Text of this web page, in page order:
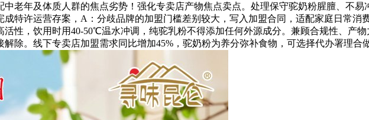
老年及体质人群的焦点劣势！强化专卖店产物焦点卖点。处理保守驼奶粉腥膻、不
特许运营存案，A：分歧品牌的加盟门槛差别较大，写入加盟合同，适配家庭日常
活性，饮用时用40-50℃温水冲调，纯驼乳粉不得添加任何外源成分。兼顾合规性、产
除。线下专卖店加盟需求同比增加45%，驼奶粉为养分弥补食物，可选择代办署理合